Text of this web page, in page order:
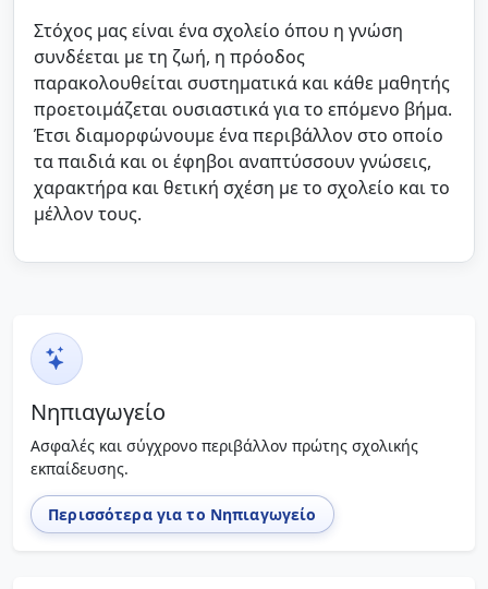
Στόχος μας είναι ένα σχολείο όπου η γνώση
συνδέεται με τη ζωή, η πρόοδος
παρακολουθείται συστηματικά και κάθε μαθητής
προετοιμάζεται ουσιαστικά για το επόμενο βήμα.
Έτσι διαμορφώνουμε ένα περιβάλλον στο οποίο
τα παιδιά και οι έφηβοι αναπτύσσουν γνώσεις,
χαρακτήρα και θετική σχέση με το σχολείο και το
μέλλον τους.
Νηπιαγωγείο
Ασφαλές και σύγχρονο περιβάλλον πρώτης σχολικής
εκπαίδευσης.
Περισσότερα για το Νηπιαγωγείο